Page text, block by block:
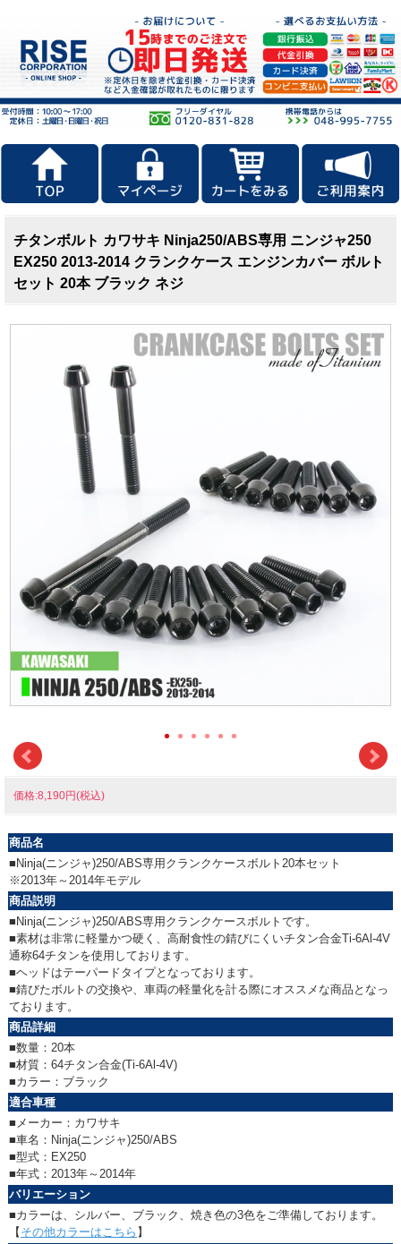
チタンボルト カワサキ Ninja250/ABS専用 ニンジャ250
EX250 2013-2014 クランクケース エンジンカバー ボルト
セット 20本 ブラック ネジ
価格:8,190円(税込)
商品名
■Ninja(ニンジャ)250/ABS専用クランクケースボルト20本セット
※2013年～2014年モデル
商品説明
■Ninja(ニンジャ)250/ABS専用クランクケースボルトです。
■素材は非常に軽量かつ硬く、高耐食性の錆びにくいチタン合金Ti-6Al-4V
通称64チタンを使用しております。
■ヘッドはテーパードタイプとなっております。
■錆びたボルトの交換や、車両の軽量化を計る際にオススメな商品となっ
ております。
商品詳細
■数量：20本
■材質：64チタン合金(Ti-6Al-4V)
■カラー：ブラック
適合車種
■メーカー：カワサキ
■車名：Ninja(ニンジャ)250/ABS
■型式：EX250
■年式：2013年～2014年
バリエーション
■カラーは、シルバー、ブラック、焼き色の3色をご準備しております。
【 その他カラーはこちら 】